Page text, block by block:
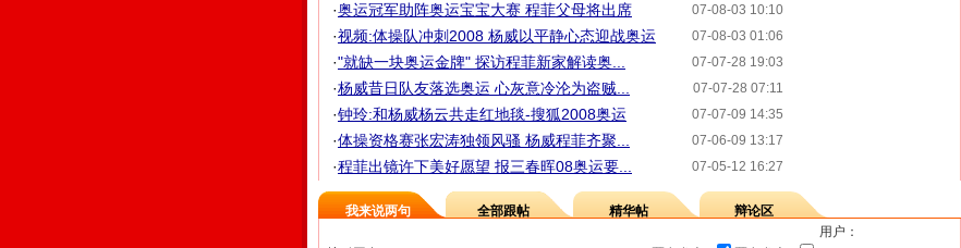
07-08-03 10:10
·奥运冠军助阵奥运宝宝大赛 程菲父母将出席
07-08-03 01:06
·视频:体操队冲刺2008 杨威以平静心态迎战奥运
07-07-28 19:03
·"就缺一块奥运金牌" 探访程菲新家解读奥...
07-07-28 07:11
·杨威昔日队友落选奥运 心灰意冷沦为盗贼...
07-07-09 14:35
·钟玲:和杨威杨云共走红地毯-搜狐2008奥运
07-06-09 13:17
·体操资格赛张宏涛独领风骚 杨威程菲齐聚...
07-05-12 16:27
·程菲出镜许下美好愿望 报三春晖08奥运要...
我来说两句 全部跟帖 精华帖
辩论区
用户：